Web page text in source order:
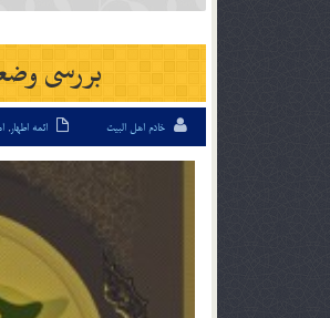
بررسی
خادم اهل البیت ائمه اطهار,